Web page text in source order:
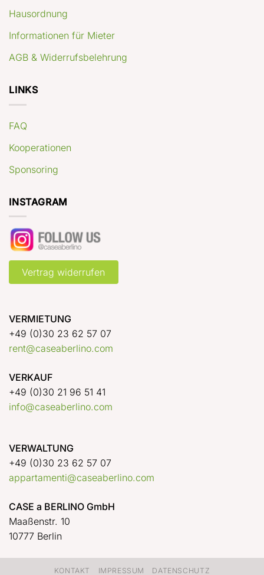
Hausordnung
Informationen für Mieter
AGB & Widerrufsbelehrung
LINKS
FAQ
Kooperationen
Sponsoring
INSTAGRAM
Vertrag widerrufen
VERMIETUNG
+49 (0)30 23 62 57 07
rent@caseaberlino.com
VERKAUF
+49 (0)30 21 96 51 41
info@caseaberlino.com
VERWALTUNG
+49 (0)30 23 62 57 07
appartamenti@caseaberlino.com
CASE a BERLINO GmbH
Maaßenstr. 10
10777 Berlin
KONTAKT IMPRESSUM DATENSCHUTZ